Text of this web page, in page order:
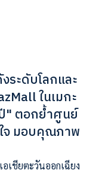
ะดับโลกและ
ในเมกะ
" ตอกย้ำศูนย์
จ มอบคุณภาพ
เชียตะวันออกเฉียง